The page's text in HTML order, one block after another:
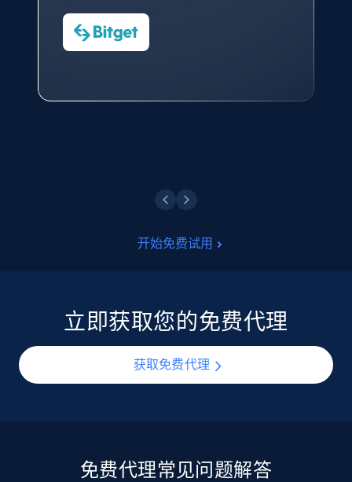
数据科学专家
Charmagne Cruz
—— Shopee Philippines Inc. 报告与分析、
Convert Group 的 CTO
开始免费试用
立即获取您的免费代理
获取免费代理
免费代理常见问题解答